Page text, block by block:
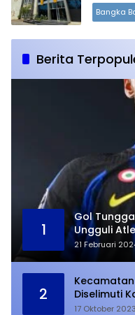
Bangka
Berita
1
Gol
Ungguli
21 Februari
2
Diselimuti
17 Oktober 2023